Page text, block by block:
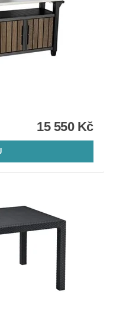
15 550 Kč